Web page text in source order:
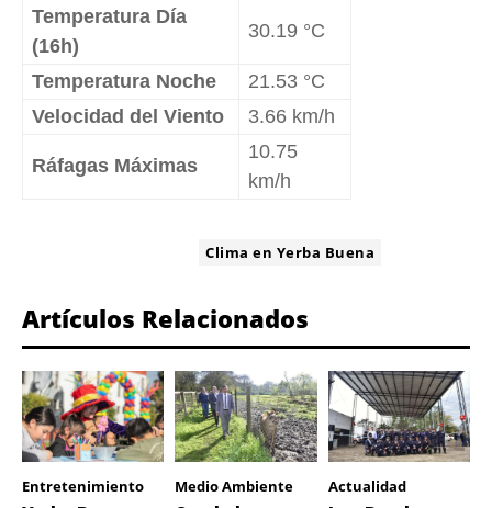
Temperatura Día
(16h)
30.19 °C
Temperatura Noche
21.53 °C
Velocidad del Viento
3.66 km/h
Ráfagas Máximas
10.75
km/h
Clima en Yerba Buena
Artículos Relacionados
Entretenimiento Medio Ambiente Actualidad